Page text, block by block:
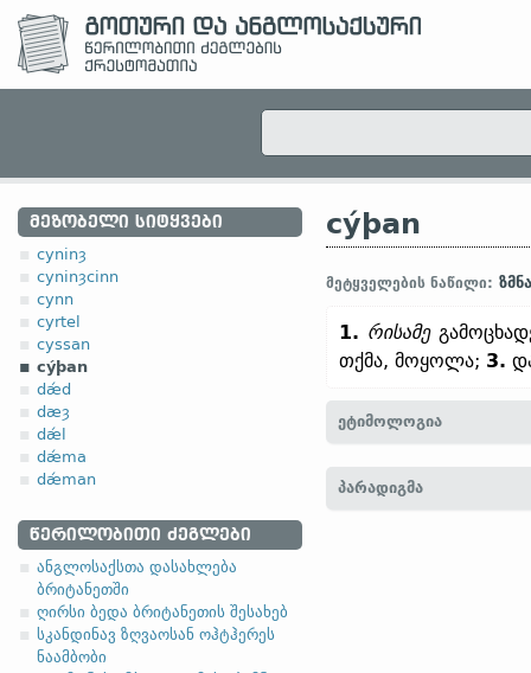
ᲛᲔᲖᲝᲑᲔᲚᲘ ᲡᲘᲢᲧᲕᲔᲑᲘ
cyninȝ
cyninȝcinn
cynn
cyrtel
cyssan
cýþan
dǽd
dæȝ
dǽl
dǽma
dǽman
ᲬᲔᲠᲘᲚᲝᲑᲘᲗᲘ ᲫᲔᲒᲚᲔᲑᲘ
ანგლოსაქსთა დასახლება
ბრიტანეთში
ღირსი ბედა ბრიტანეთის შესახებ
სკანდინავ ზღვაოსან ოჰტჰერეს
ნაამბობი
cýþan
მეტყველების ნაწილი: ზმნა
1. რისამე
თქმა, მოყოლა; 3.
ეტიმოლოგია
ga-swi-kunþjan;
პარადიგმა